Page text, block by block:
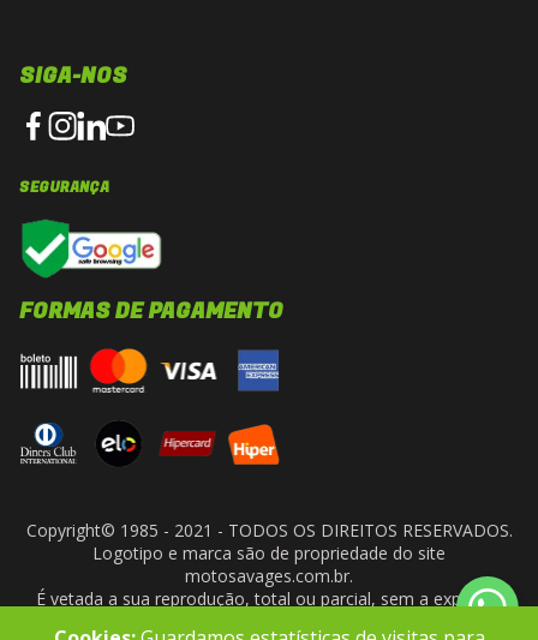
SIGA-NOS
SEGURANÇA
FORMAS DE PAGAMENTO
Copyright© 1985 - 2021 - TODOS OS DIREITOS RESERVADOS.
Logotipo e marca são de propriedade do site
motosavages.com.br.
É vetada a sua reprodução, total ou parcial, sem a expressa